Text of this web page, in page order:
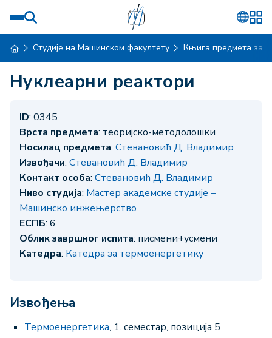
Студије на Машинском факултету Књига предмета за
Нуклеарни реактори
ID: 0345
Врста предмета: теоријско-методолошки
Носилац предмета: Стевановић Д. Владимир
Извођачи: Стевановић Д. Владимир
Контакт особа: Стевановић Д. Владимир
Ниво студија: Мастер академске студије –
Машинско инжењерство
ЕСПБ: 6
Облик завршног испита: писмени+усмени
Катедра: Катедра за термоенергетику
Извођења
Термоенергетика, 1. семестар, позиција 5